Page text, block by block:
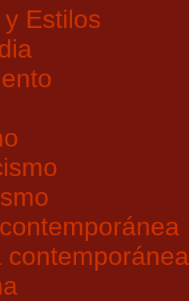
y Estilos
contemporánea